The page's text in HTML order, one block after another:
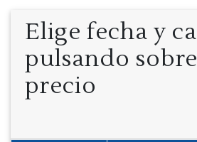
Elige fecha y
pulsando
precio